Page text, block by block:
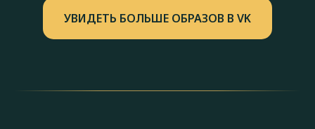
УВИДЕТЬ БОЛЬШЕ ОБРАЗОВ В VK